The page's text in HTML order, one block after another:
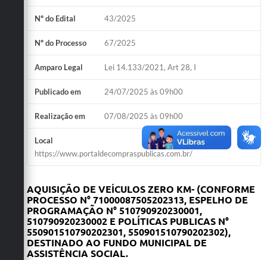
Nº do Edital 43/2025
Nº do Processo 67/2025
Amparo Legal Lei 14.133/2021, Art 28, I
Publicado em 24/07/2025 às 09h00
Realização em 07/08/2025 às 09h00
Local
https://www.portaldecompraspublicas.com.br/
AQUISIÇÃO DE VEÍCULOS ZERO KM- (CONFORME
PROCESSO N° 71000087505202313, ESPELHO DE
PROGRAMAÇÃO N° 510790920230001,
510790920230002 E POLÍTICAS PUBLICAS N°
550901510790202301, 550901510790202302),
DESTINADO AO FUNDO MUNICIPAL DE
ASSISTÊNCIA SOCIAL.